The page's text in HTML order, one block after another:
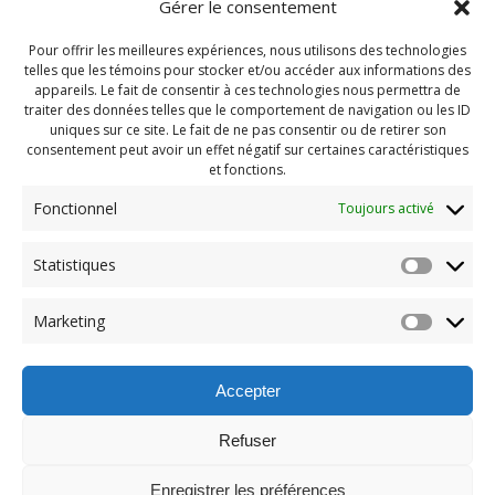
Gérer le consentement
Pour offrir les meilleures expériences, nous utilisons des technologies
telles que les témoins pour stocker et/ou accéder aux informations des
appareils. Le fait de consentir à ces technologies nous permettra de
traiter des données telles que le comportement de navigation ou les ID
uniques sur ce site. Le fait de ne pas consentir ou de retirer son
consentement peut avoir un effet négatif sur certaines caractéristiques
et fonctions.
Fonctionnel Toujours activé
Statistiques
Marketing
Accepter
Refuser
Enregistrer les préférences
Navigation
de
l'article
Previous:
post: